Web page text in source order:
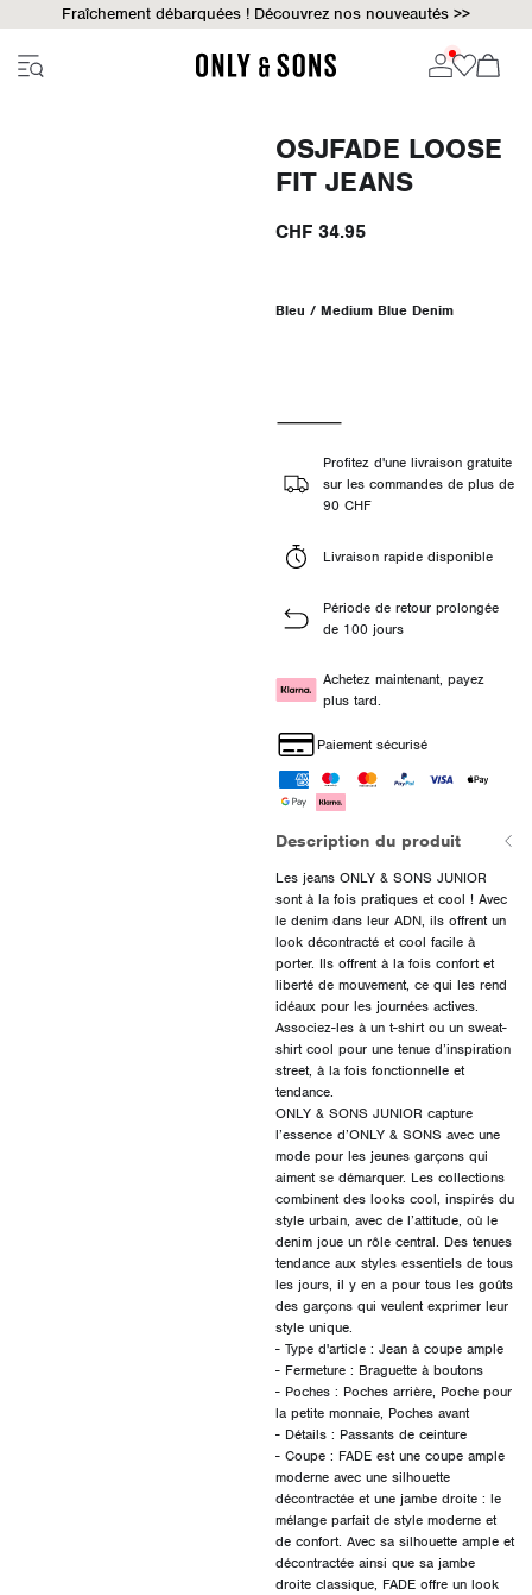
Fraîchement débarquées ! Découvrez nos nouveautés >>
OSJFADE LOOSE
FIT JEANS
CHF 34.95
Bleu / Medium Blue Denim
Profitez d'une livraison gratuite
sur les commandes de plus de
90 CHF
Livraison rapide disponible
Période de retour prolongée
de 100 jours
Achetez maintenant, payez
plus tard.
Paiement sécurisé
Description du produit
Les jeans ONLY & SONS JUNIOR
sont à la fois pratiques et cool ! Avec
le denim dans leur ADN, ils offrent un
look décontracté et cool facile à
porter. Ils offrent à la fois confort et
liberté de mouvement, ce qui les rend
idéaux pour les journées actives.
Associez-les à un t-shirt ou un sweat-
shirt cool pour une tenue d’inspiration
street, à la fois fonctionnelle et
tendance.
ONLY & SONS JUNIOR capture
l’essence d’ONLY & SONS avec une
mode pour les jeunes garçons qui
aiment se démarquer. Les collections
combinent des looks cool, inspirés du
style urbain, avec de l’attitude, où le
denim joue un rôle central. Des tenues
tendance aux styles essentiels de tous
les jours, il y en a pour tous les goûts
des garçons qui veulent exprimer leur
style unique.
- Type d'article : Jean à coupe ample
- Fermeture : Braguette à boutons
- Poches : Poches arrière, Poche pour
la petite monnaie, Poches avant
- Détails : Passants de ceinture
- Coupe : FADE est une coupe ample
moderne avec une silhouette
décontractée et une jambe droite : le
mélange parfait de style moderne et
de confort. Avec sa silhouette ample et
décontractée ainsi que sa jambe
droite classique, FADE offre un look